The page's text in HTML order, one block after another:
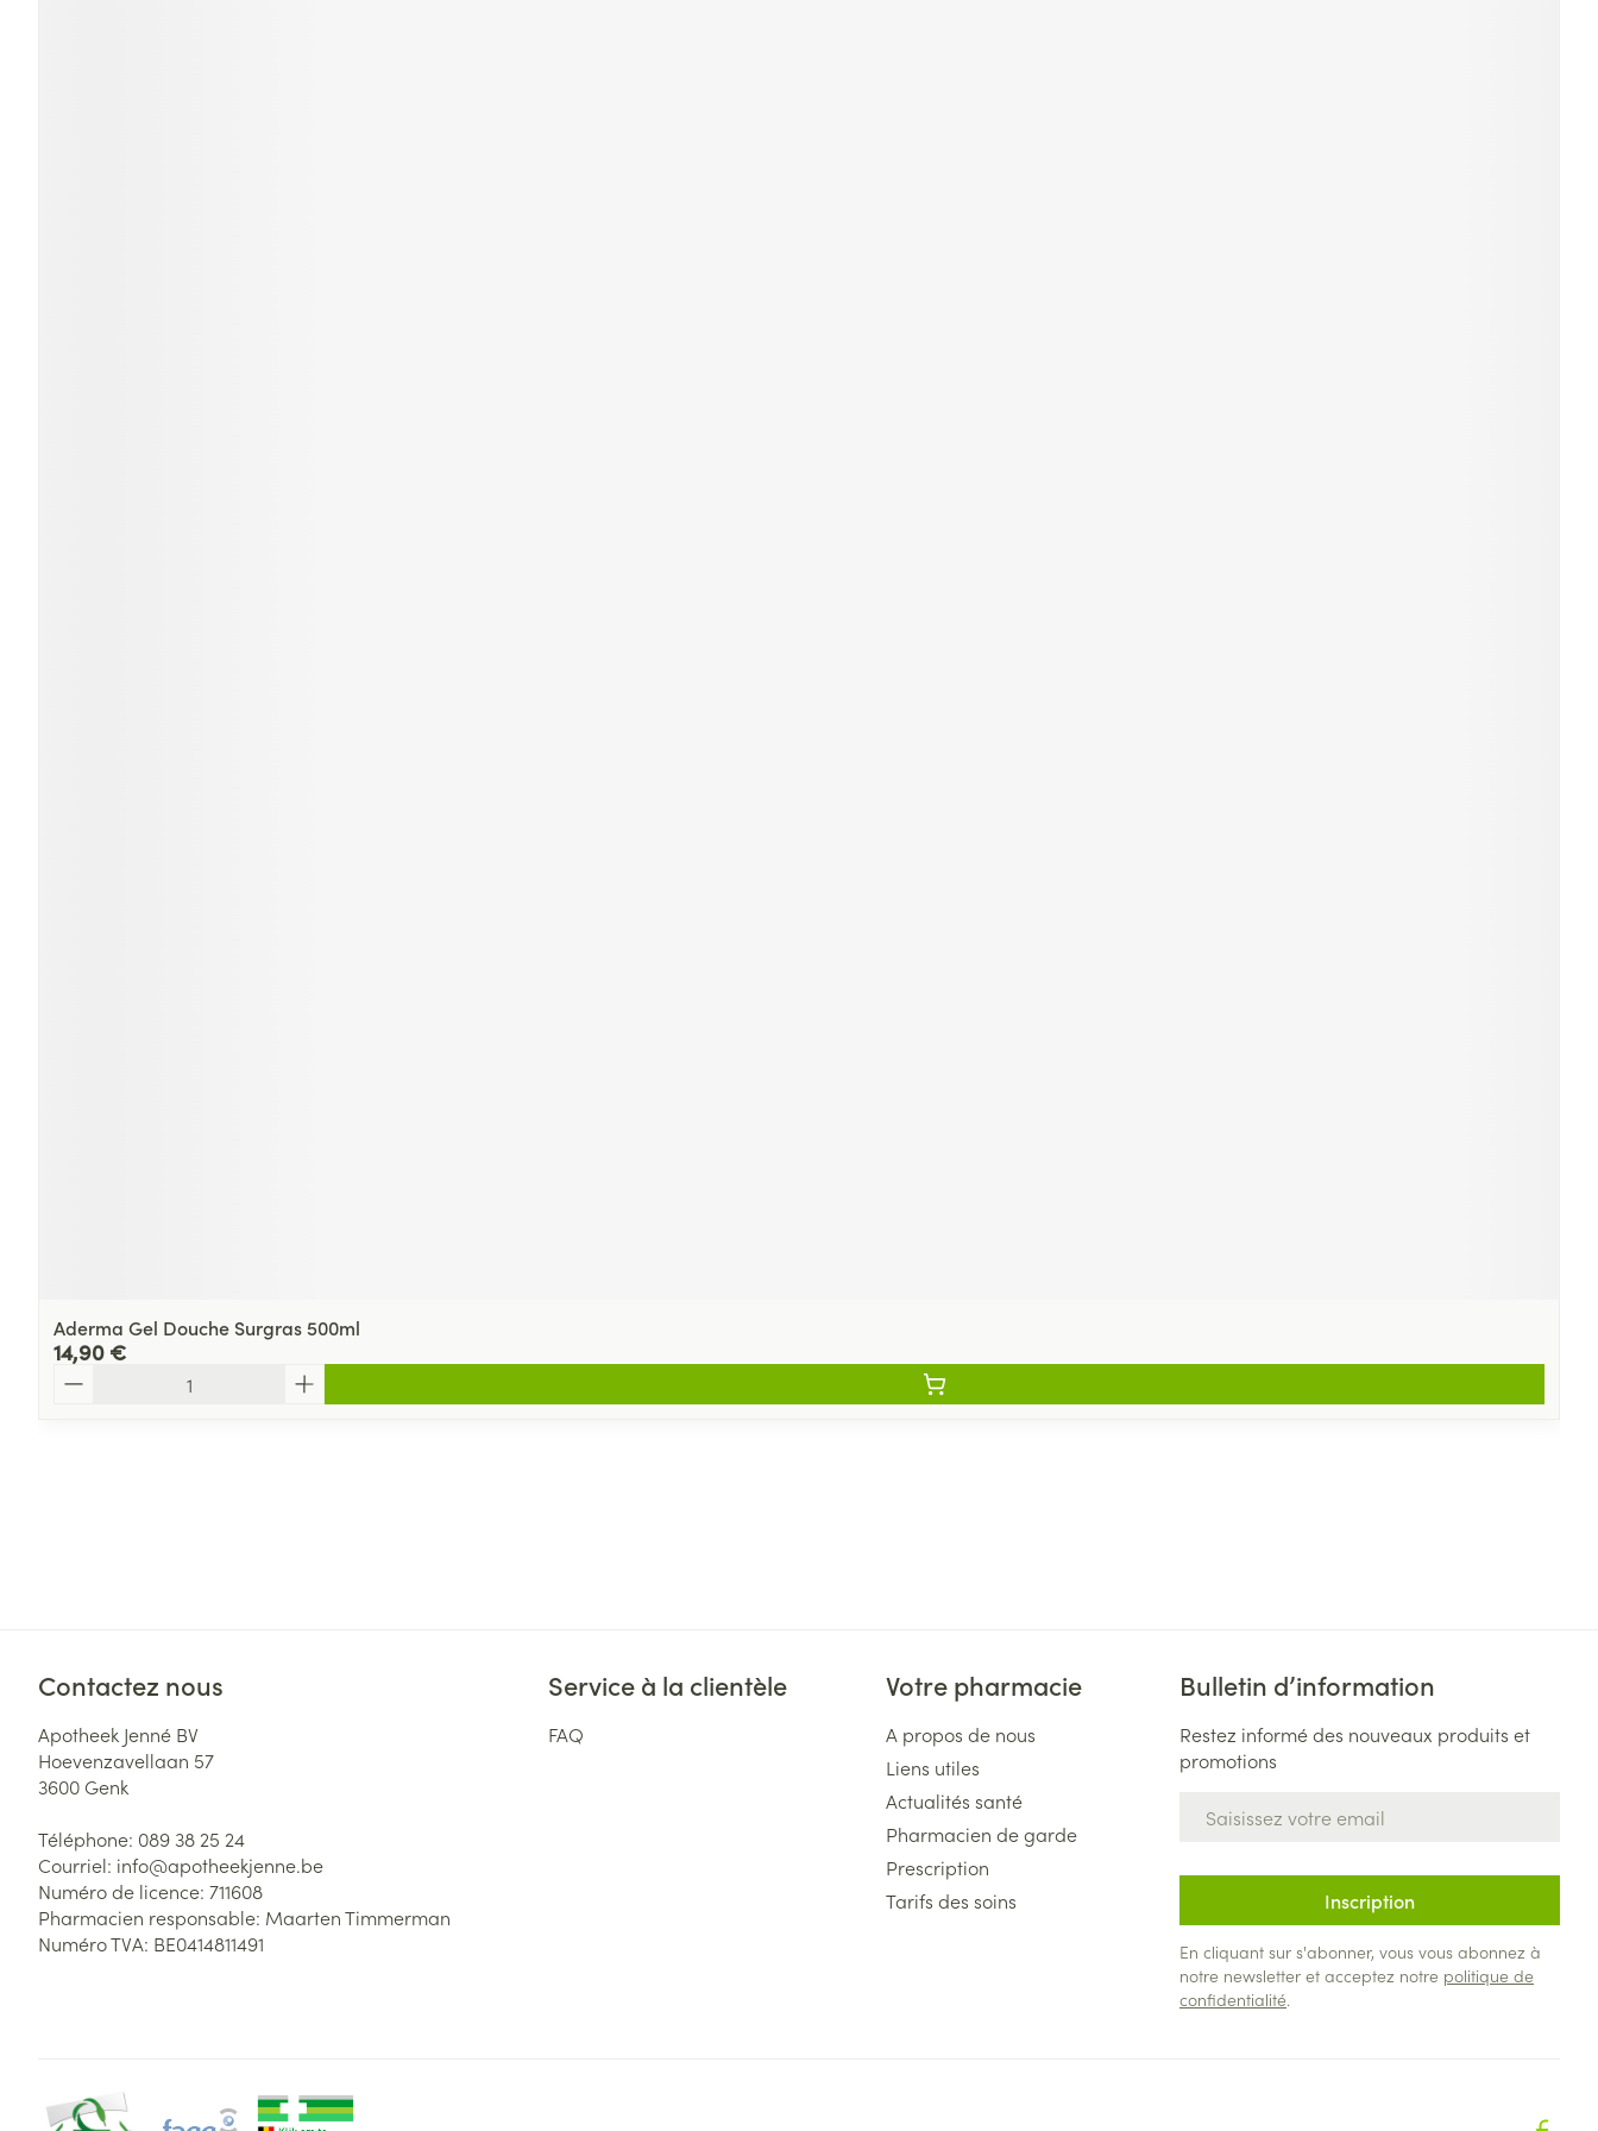
Aderma Gel Douche Surgras 500ml
14,90 €
Contactez nous
Apotheek Jenné BV
Hoevenzavellaan 57
3600 Genk
Téléphone: 089 38 25 24
Courriel: info@apotheekjenne.be
Numéro de licence: 711608
Pharmacien responsable: Maarten Timmerman
Numéro TVA: BE0414811491
Service à la clientèle
FAQ
Votre pharmacie
A propos de nous
Liens utiles
Actualités santé
Pharmacien de garde
Prescription
Tarifs des soins
Bulletin d’information
Restez informé des nouveaux produits et
promotions
Inscription
En cliquant sur s'abonner, vous vous abonnez à
notre newsletter et acceptez notre politique de
confidentialité.